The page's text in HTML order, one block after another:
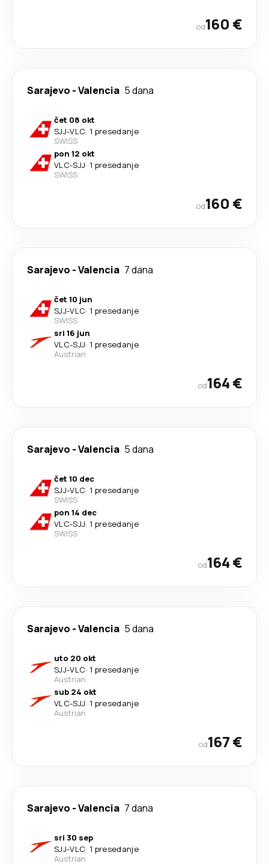
od160 €
Sarajevo -Valencia 5 dana
čet 08 okt
SJJ-VLC· 1 presedanje
SWISS
pon 12 okt
VLC-SJJ· 1 presedanje
SWISS
od160 €
Sarajevo -Valencia 7 dana
čet 10 jun
SJJ-VLC· 1 presedanje
SWISS
sri 16 jun
VLC-SJJ· 1 presedanje
Austrian
od164 €
Sarajevo -Valencia 5 dana
čet 10 dec
SJJ-VLC· 1 presedanje
SWISS
pon 14 dec
VLC-SJJ· 1 presedanje
SWISS
od164 €
Sarajevo -Valencia 5 dana
uto 20 okt
SJJ-VLC· 1 presedanje
Austrian
sub 24 okt
VLC-SJJ· 1 presedanje
Austrian
od167 €
Sarajevo -Valencia 7 dana
sri 30 sep
SJJ-VLC· 1 presedanje
Austrian